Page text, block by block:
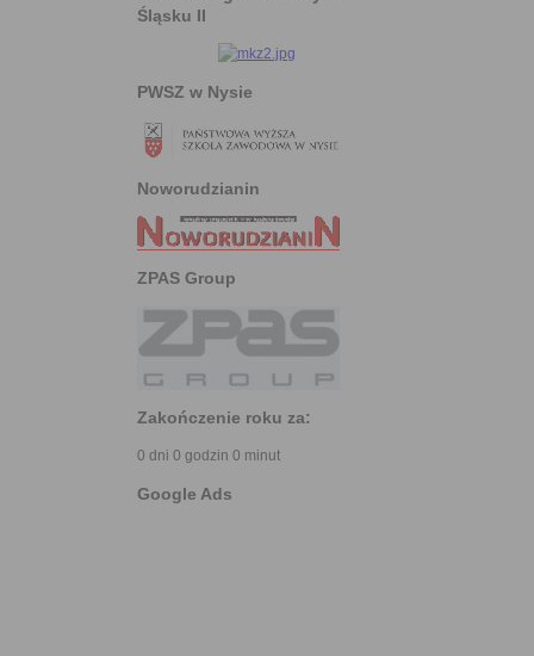
Śląsku II
PWSZ w Nysie
Noworudzianin
ZPAS Group
Zakończenie roku za:
0 dni 0 godzin 0 minut
Google Ads